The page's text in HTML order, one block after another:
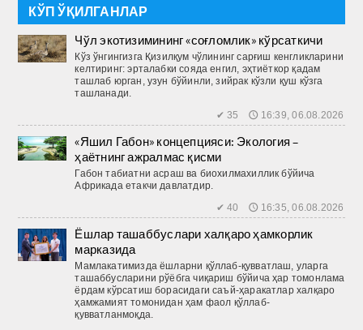
КЎП ЎҚИЛГАНЛАР
Чўл экотизимининг «соғломлик» кўрсаткичи
Кўз ўнгингизга Қизилқум чўлининг сарғиш кенгликларини
келтиринг: эрталабки сояда енгил, эҳтиёткор қадам
ташлаб юрган, узун бўйинли, зийрак кўзли қуш кўзга
ташланади.
✔ 35 🕔 16:39, 06.08.2026
«Яшил Габон» концепцияси: Экология –
ҳаётнинг ажралмас қисми
Габон табиатни асраш ва биохилмахиллик бўйича
Африкада етакчи давлатдир.
✔ 40 🕔 16:35, 06.08.2026
Ёшлар ташаббуслари халқаро ҳамкорлик
марказида
Мамлакатимизда ёшларни қўллаб-қувватлаш, уларга
ташаб­бусларини рўёбга чиқариш бўйича ҳар томонлама
ёрдам кўрсатиш борасидаги саъй-ҳаракатлар халқаро
ҳамжамият томонидан ҳам фаол қўллаб-
қувватланмоқда.